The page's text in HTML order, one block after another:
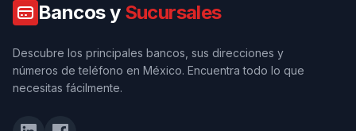
Bancos y Sucursales
Descubre los principales bancos, sus direcciones y
números de teléfono en México. Encuentra todo lo que
necesitas fácilmente.